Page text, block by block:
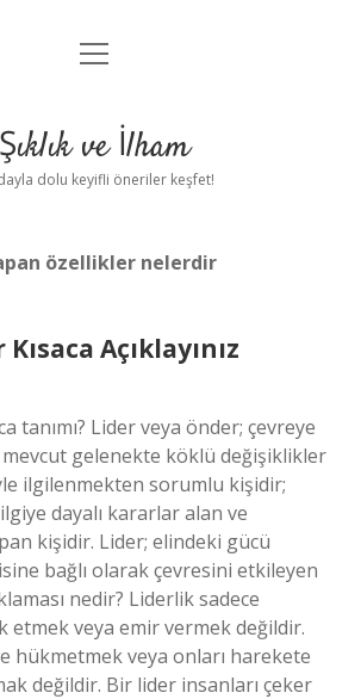
Anasayfa
Yasal Uyarı
menüyü
Şıklık ve İlham
dolu keyifli öneriler keşfet!
özellikler nelerdir
Açıklayınız
tanımı? Lider veya önder; çevreye
gelenekte köklü değişiklikler
ilgilenmekten sorumlu kişidir;
dayalı kararlar alan ve
kişidir. Lider; elindeki gücü
bağlı olarak çevresini etkileyen
nedir? Liderlik sadece
etmek veya emir vermek değildir.
hükmetmek veya onları harekete
değildir. Bir lider insanları çeker